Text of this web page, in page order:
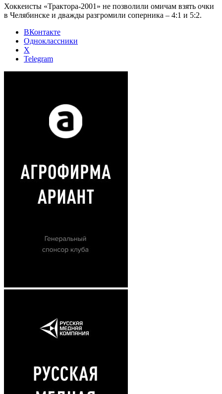
Хоккеисты «Трактора-2001» не позволили омичам взять очки
в Челябинске и дважды разгромили соперника – 4:1 и 5:2.
ВКонтакте
Одноклассники
X
Telegram